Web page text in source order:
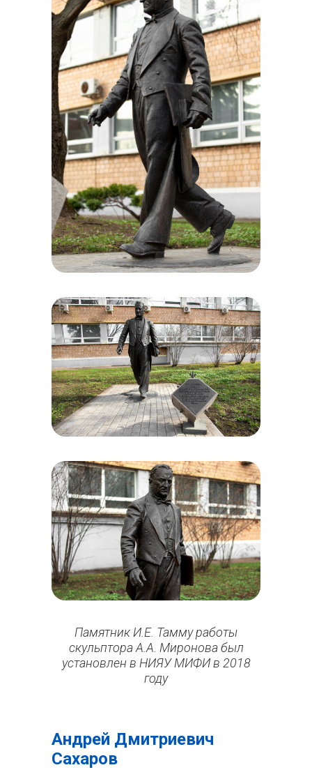
Памятник И.Е. Тамму работы
скульптора А.А. Миронова был
установлен в НИЯУ МИФИ в 2018
году
Андрей Дмитриевич
Сахаров